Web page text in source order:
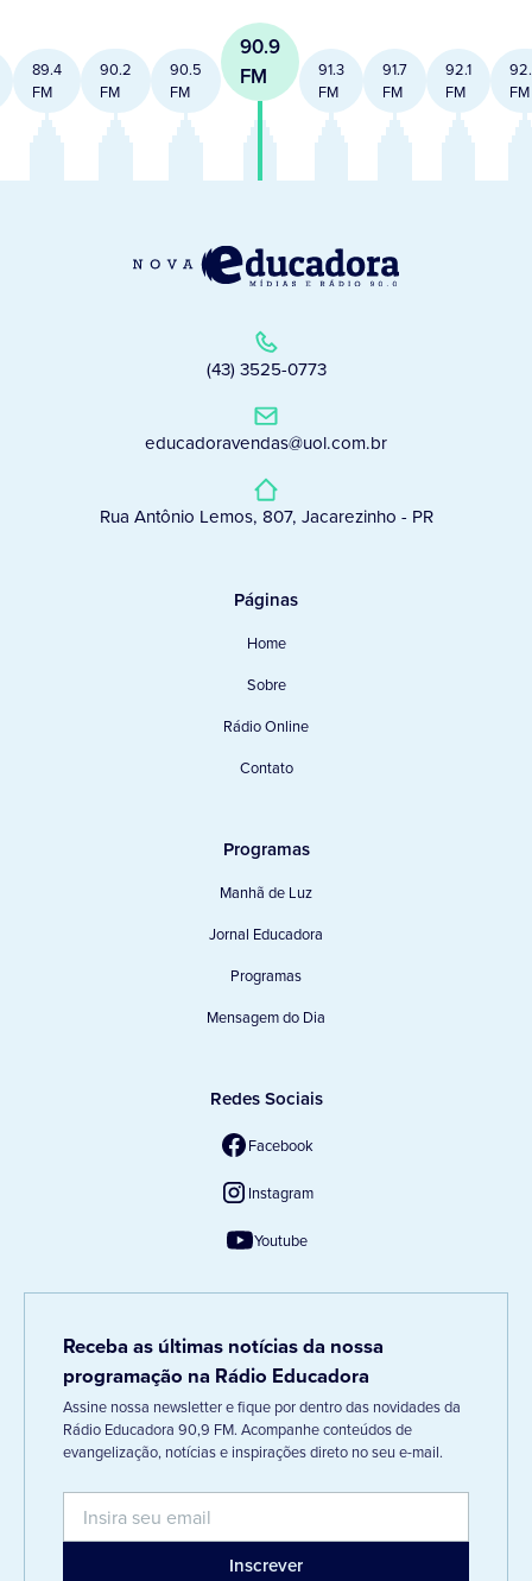
89.4
FM
90.2
FM
90.5
FM
90.9
FM
91.3
FM
91.7
FM
92.1
FM
FM
(43) 3525-0773
educadoravendas@uol.com.br
Rua Antônio Lemos, 807, Jacarezinho - PR
Páginas
Home
Sobre
Rádio Online
Contato
Programas
Manhã de Luz
Jornal Educadora
Programas
Mensagem do Dia
Redes Sociais
Facebook
Instagram
Youtube
Receba as últimas notícias da nossa
programação na Rádio Educadora
Assine nossa newsletter e fique por dentro das novidades da
Rádio Educadora 90,9 FM. Acompanhe conteúdos de
evangelização, notícias e inspirações direto no seu e-mail.